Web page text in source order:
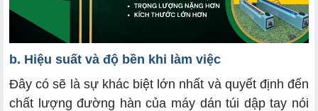
b. Hiệu suất và độ bền khi làm việc
Đây có sẽ là sự khác biệt lớn nhất và quyết định đến
chất lượng đường hàn của máy dán túi dập tay nói